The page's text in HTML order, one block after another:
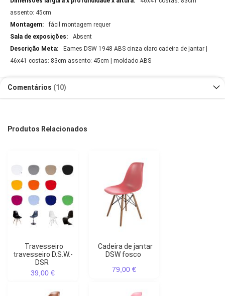
assento: 45cm
fácil montagem requer
Absent
Eames DSW 1948 ABS cinza claro cadeira de jantar |
46x41 costas: 83cm assento: 45cm | moldado ABS
Comentários 10
Produtos Relacionados
Travesseiro
travesseiro D.S.W.-
DSR
39,00 €
Cadeira de jantar
DSW fosco
79,00 €